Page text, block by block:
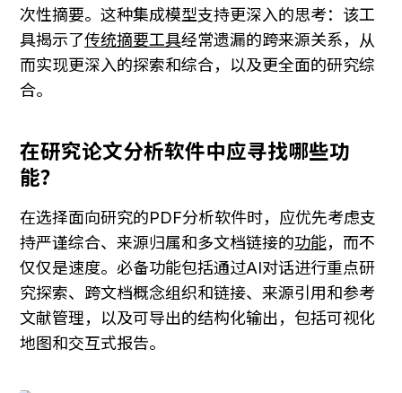
次性摘要。这种集成模型支持更深入的思考：该工
具揭示了传统摘要工具经常遗漏的跨来源关系，从
而实现更深入的探索和综合，以及更全面的研究综
合。
在研究论文分析软件中应寻找哪些功
能？
在选择面向研究的PDF分析软件时，应优先考虑支
持严谨综合、来源归属和多文档链接的功能，而不
仅仅是速度。必备功能包括通过AI对话进行重点研
究探索、跨文档概念组织和链接、来源引用和参考
文献管理，以及可导出的结构化输出，包括可视化
地图和交互式报告。